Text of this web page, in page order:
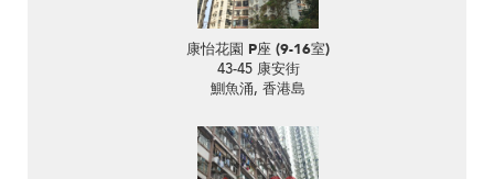
康怡花園 P座 (9-16室)
43-45 康安街
鰂魚涌, 香港島